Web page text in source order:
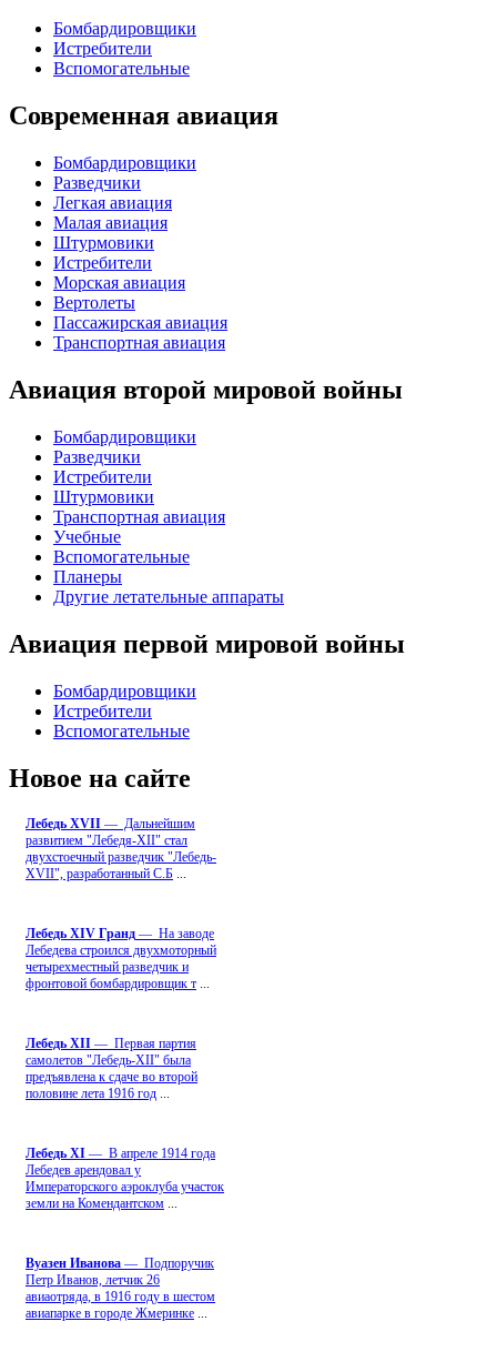
Бомбардировщики
Истребители
Вспомогательные
Современная авиация
Бомбардировщики
Разведчики
Легкая авиация
Малая авиация
Штурмовики
Истребители
Морская авиация
Вертолеты
Пассажирская авиация
Транспортная авиация
Авиация второй мировой войны
Бомбардировщики
Разведчики
Истребители
Штурмовики
Транспортная авиация
Учебные
Вспомогательные
Планеры
Другие летательные аппараты
Авиация первой мировой войны
Бомбардировщики
Истребители
Вспомогательные
Новое на сайте
Лебедь ХVII — Дальнейшим
развитием "Лебедя-ХII" стал
двухстоечный разведчик "Лебедь-
XVII", разработанный С.Б
Лебедь ХIV Гранд — На заводе
Лебедева строился двухмоторный
четырехместный разведчик и
фронтовой бомбардировщик т
Лебедь ХII — Первая партия
самолетов "Лебедь-ХII" была
предъявлена к сдаче во второй
половине лета 1916 год
Лебедь ХI — В апреле 1914 года
Лебедев арендовал у
Императорского аэроклуба участок
земли на Комендантском
Вуазен Иванова — Подпоручик
Петр Иванов, летчик 26
авиаотряда, в 1916 году в шестом
авиапарке в городе Жмеринке